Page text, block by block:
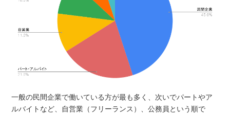
一般の民間企業で働いている方が最も多く、次いでパートやア
ルバイトなど、自営業（フリーランス）、公務員という順で